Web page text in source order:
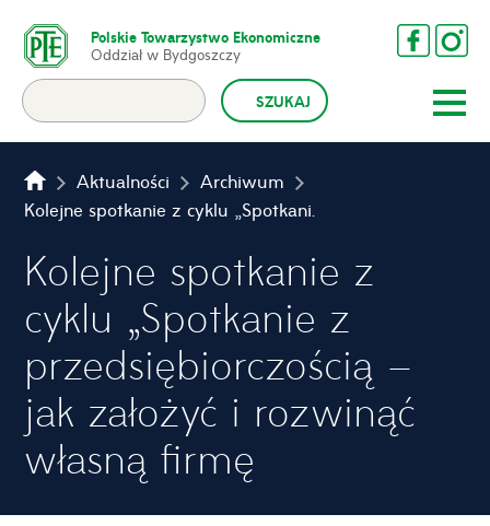
Polskie Towarzystwo Ekonomiczne
Oddział w Bydgoszczy
Aktualności
Archiwum
Kolejne spotkanie z cyklu „Spotkanie z przedsiębiorczością – jak założyć i rozwinąć własną firmę
Kolejne spotkanie z
cyklu „Spotkanie z
przedsiębiorczością –
jak założyć i rozwinąć
własną firmę